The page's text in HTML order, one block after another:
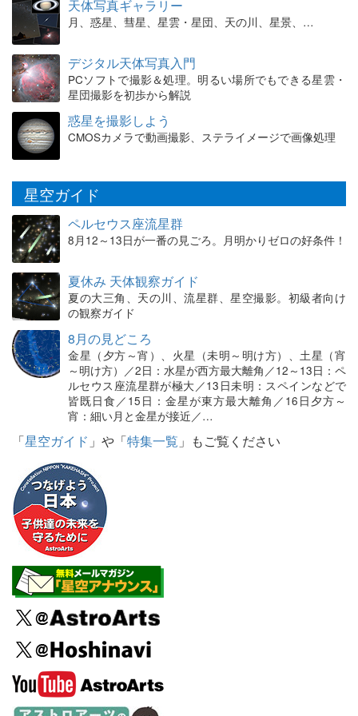
天体写真ギャラリー
月、惑星、彗星、星雲・星団、天の川、星景、…
デジタル天体写真入門
PCソフトで撮影＆処理。明るい場所でもできる星雲・
星団撮影を初歩から解説
惑星を撮影しよう
CMOSカメラで動画撮影、ステライメージで画像処理
星空ガイド
ペルセウス座流星群
8月12～13日が一番の見ごろ。月明かりゼロの好条件！
夏休み 天体観察ガイド
夏の大三角、天の川、流星群、星空撮影。初級者向け
の観察ガイド
8月の見どころ
金星（夕方～宵）、火星（未明～明け方）、土星（宵
～明け方）／2日：水星が西方最大離角／12～13日：ペ
ルセウス座流星群が極大／13日未明：スペインなどで
皆既日食／15日：金星が東方最大離角／16日夕方～
宵：細い月と金星が接近／…
「星空ガイド 」や「特集一覧 」もご覧ください